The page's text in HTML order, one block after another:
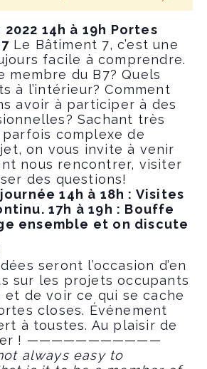
14h à 19h Portes
Le Bâtiment 7, c’est une
facile à comprendre.
membre du B7? Quels
à l’intérieur? Comment
avoir à participer à des
Sachant très
parfois complexe de
on vous invite à venir
nous rencontrer, visiter
des questions!
14h à 18h : Visites
17h à 19h : Bouffe
ensemble et on discute
seront l’occasion d’en
sur les projets occupants
et de voir ce qui se cache
closes. Événement
à toustes. Au plaisir de
! ———————————
always easy to